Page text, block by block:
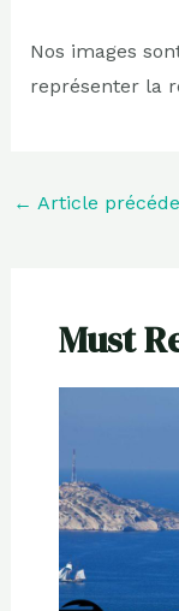
Nos images
représenter la
← Article
Must